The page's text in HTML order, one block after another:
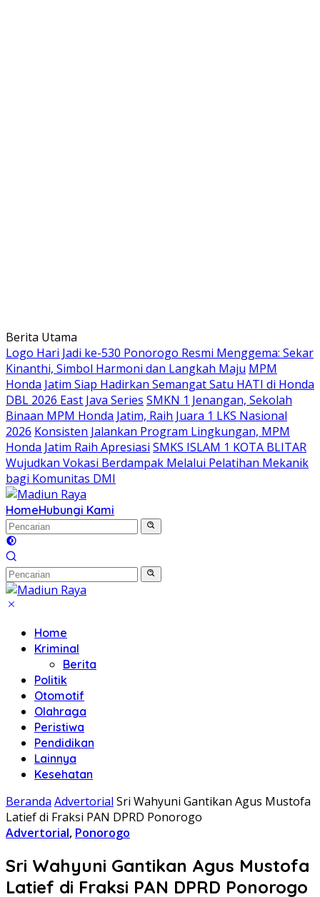
Langsung
ke
konten
Berita Utama
Logo Hari Jadi ke-530 Ponorogo Resmi Menggema: Sekar
Kinanthi, Simbol Harmoni dan Langkah Maju MPM
Honda Jatim Siap Hadirkan Semangat Satu HATI di Honda
DBL 2026 East Java Series SMKN 1 Jenangan, Sekolah
Binaan MPM Honda Jatim, Raih Juara 1 LKS Nasional
2026 Konsisten Jalankan Program Lingkungan, MPM
Honda Jatim Raih Apresiasi SMKS ISLAM 1 KOTA BLITAR
Wujudkan Vokasi Berdampak Melalui Pelatihan Mekanik
bagi Komunitas DMI
HomeHubungi Kami
Home
Kriminal
Berita
Politik
Otomotif
Olahraga
Peristiwa
Pendidikan
Lainnya
Kesehatan
Beranda Advertorial Sri Wahyuni Gantikan Agus Mustofa
Latief di Fraksi PAN DPRD Ponorogo
Advertorial, Ponorogo
Sri Wahyuni Gantikan Agus Mustofa
Latief di Fraksi PAN DPRD Ponorogo